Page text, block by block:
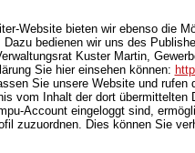
Website bieten wir ebenso die
Dazu bedienen wir uns des
Kuster Martin,
Sie hier einsehen können:
Sie unsere Website und
vom Inhalt der dort übermittelten
Account eingeloggt sind,
zuzuordnen. Dies können Sie